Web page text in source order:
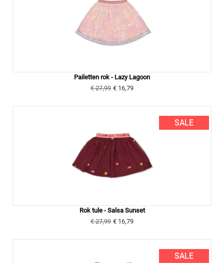
Pailetten rok - Lazy Lagoon
€ 27,99 € 16,79
SALE
Rok tule - Salsa Sunset
€ 27,99 € 16,79
SALE